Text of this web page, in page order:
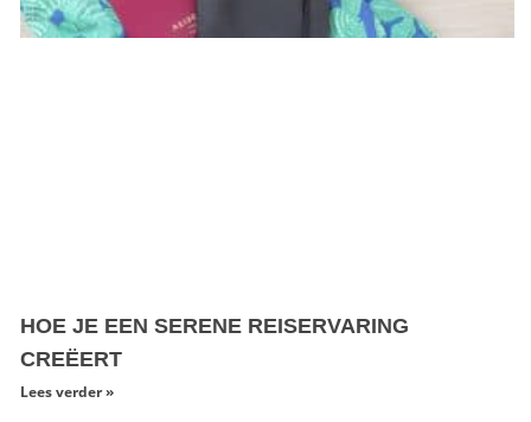
HOE JE EEN SERENE REISERVARING
CREËERT
Lees verder »